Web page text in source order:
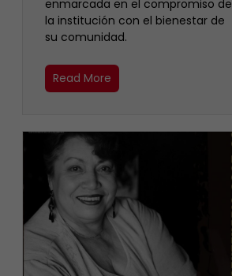
enmarcada en el compromiso de
la institución con el bienestar de
su comunidad.
Read More